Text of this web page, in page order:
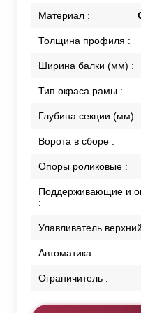
Материал :
Толщина профиля :
Ширина балки (мм) :
Тип окраса рамы :
Глубина секции (мм) :
Ворота в сборе :
Опоры роликовые :
Поддерживающие и
:
Улавливатель
Автоматика :
Ограничитель :